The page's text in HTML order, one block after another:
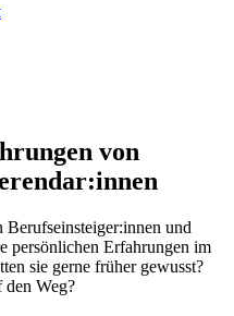
von
Berufseinsteiger:innen und
persönlichen Erfahrungen im
sie gerne früher gewusst?
den Weg?